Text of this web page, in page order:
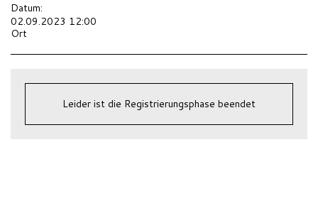
Datum:
02.09.2023 12:00
Ort
Leider ist die Registrierungsphase beendet